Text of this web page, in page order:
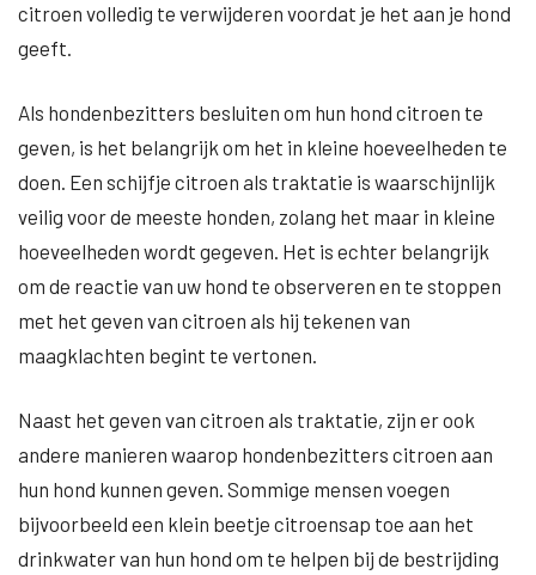
citroen volledig te verwijderen voordat je het aan je hond
geeft.
Als hondenbezitters besluiten om hun hond citroen te
geven, is het belangrijk om het in kleine hoeveelheden te
doen. Een schijfje citroen als traktatie is waarschijnlijk
veilig voor de meeste honden, zolang het maar in kleine
hoeveelheden wordt gegeven. Het is echter belangrijk
om de reactie van uw hond te observeren en te stoppen
met het geven van citroen als hij tekenen van
maagklachten begint te vertonen.
Naast het geven van citroen als traktatie, zijn er ook
andere manieren waarop hondenbezitters citroen aan
hun hond kunnen geven. Sommige mensen voegen
bijvoorbeeld een klein beetje citroensap toe aan het
drinkwater van hun hond om te helpen bij de bestrijding